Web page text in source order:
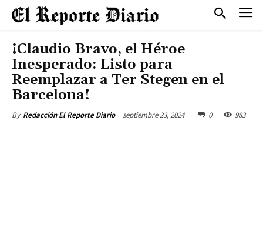
¡Claudio Bravo, el Héroe
Inesperado: Listo para
Reemplazar a Ter Stegen en el
Barcelona!
By Redacción El Reporte Diario septiembre 23, 2024 0 983